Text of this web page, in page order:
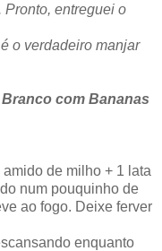
entreguei o
o verdadeiro manjar
com Bananas
de milho + 1 lata
num pouquinho de
ao fogo. Deixe ferver
enquanto